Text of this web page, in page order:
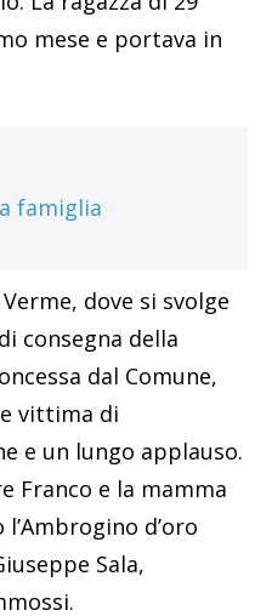
mese e portava in
famiglia
dove si svolge
consegna della
dal Comune,
vittima di
e un lungo applauso.
Franco e la mamma
d’oro
Sala,